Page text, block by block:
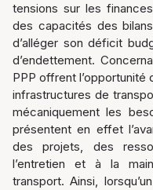
tensions sur les
des capacités des
d’alléger son déficit
d’endettement.
PPP offrent
infrastructures de
mécaniquement les
présentent en effet
des projets, des
l’entretien et à la
transport. Ainsi,